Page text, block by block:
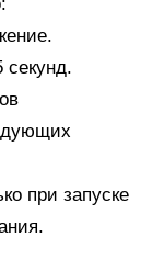
секунд.
при запуске